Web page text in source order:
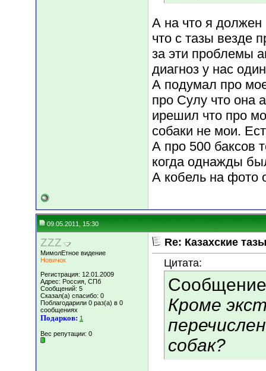
А на что я
что с тазы везде
за эти проблемы
диагноз у нас
А подумал про
про Сулу что она
ирешил что про
собаки не мои.
А про 500 баксов
когда однажды
А кобель на фото
09.05.2011, 15:30
ZZZ
МимолЕтное видение
Новичок
Регистрация: 12.01.2009
Адрес: Россия, СПб
Сообщений: 5
Сказал(а) спасибо: 0
Поблагодарили 0 раз(а) в 0
сообщениях
Подарков: 1
Вес репутации: 0
Re: Казахские
Цитата:
Кроме
собак?